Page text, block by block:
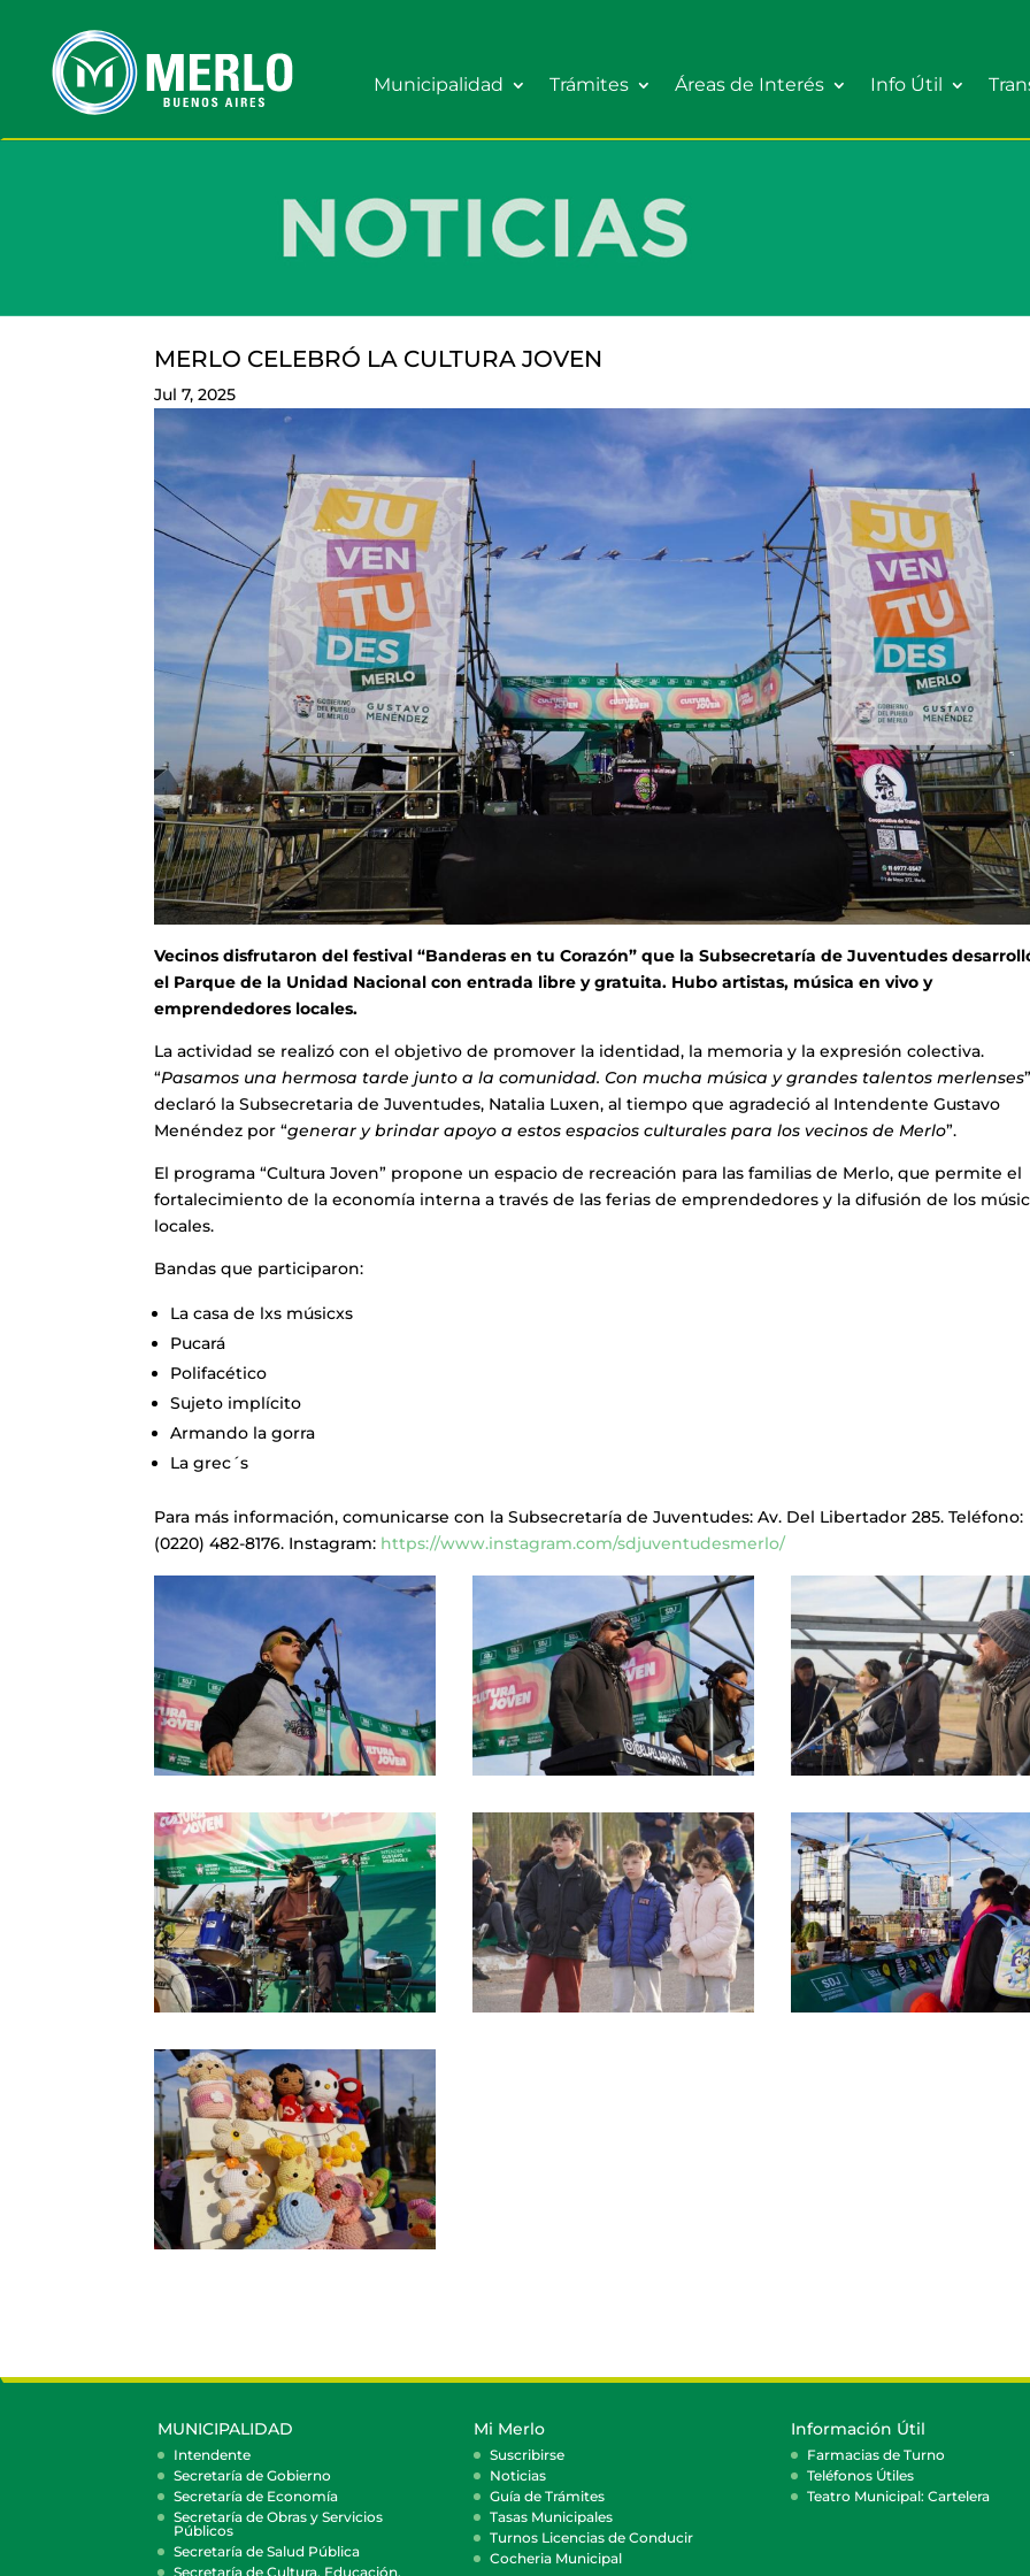
Municipalidad Trámites Áreas de Interés Info Útil
MERLO CELEBRÓ LA CULTURA JOVEN
Jul 7, 2025
Vecinos disfrutaron del festival “Banderas en tu Corazón” que la Subsecretaría de Juventudes
el Parque de la Unidad Nacional con entrada libre y gratuita. Hubo artistas, música en vivo y
emprendedores locales.
La actividad se realizó con el objetivo de promover la identidad, la memoria y la expresión colectiva.
“Pasamos una hermosa tarde junto a la comunidad. Con mucha música y grandes talentos merlenses
declaró la Subsecretaria de Juventudes, Natalia Luxen, al tiempo que agradeció al Intendente Gustavo
Menéndez por “generar y brindar apoyo a estos espacios culturales para los vecinos de Merlo”.
El programa “Cultura Joven” propone un espacio de recreación para las familias de Merlo, que permite el
fortalecimiento de la economía interna a través de las ferias de emprendedores y la difusión de los
locales.
Bandas que participaron:
La casa de lxs músicxs
Pucará
Polifacético
Sujeto implícito
Armando la gorra
La grec´s
Para más información, comunicarse con la Subsecretaría de Juventudes: Av. Del Libertador 285. Teléfono:
(0220) 482-8176. Instagram: https://www.instagram.com/sdjuventudesmerlo/
MUNICIPALIDAD
Intendente
Secretaría de Gobierno
Secretaría de Economía
Secretaría de Obras y Servicios
Públicos
Secretaría de Salud Pública
Secretaría de Cultura, Educación,
Mi Merlo
Suscribirse
Noticias
Guía de Trámites
Tasas Municipales
Turnos Licencias de Conducir
Cocheria Municipal
Información Útil
Farmacias de Turno
Teléfonos Útiles
Teatro Municipal: Cartelera